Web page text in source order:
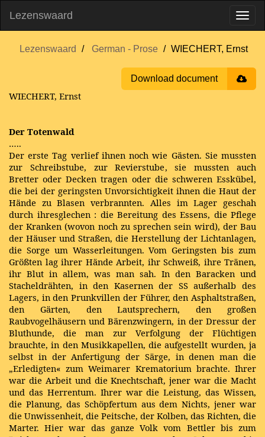
Lezenswaard
Lezenswaard German - Prose WIECHERT, Ernst
Download document
WIECHERT, Ernst
Der Totenwald
…..
Der erste Tag verlief ihnen noch wie Gästen. Sie mussten
zur Schreibstube, zur Revierstube, sie mussten auch
Bretter oder Decken tragen oder die schweren Esskübel,
die bei der geringsten Unvorsichtigkeit ihnen die Haut der
Hände zu Blasen verbrannten. Alles im Lager geschah
durch ihresgle­chen : die Bereitung des Essens, die Pflege
der Kranken (wovon noch zu sprechen sein wird), der Bau
der Häuser und Straßen, die Herstellung der Lichtanlagen,
die Sorge um Wasserleitungen. Vom Geringsten bis zum
Größten lag ihrer Hände Arbeit, ihr Schweiß, ihre Tränen,
ihr Blut in allem, was man sah. In den Baracken und
Stacheldrähten, in den Kasernen der SS außerhalb des
Lagers, in den Prunkvillen der Führer, den Asphaltstraßen,
den Gärten, den Lautsprechern, den großen
Raubvogelhäusern und Bärenzwingern, in der Dressur der
Bluthunde, die man zur Verfolgung der Flüchtigen
brauchte, in den Musikkapellen, die aufgestellt wurden, ja
selbst in der Anfertigung der Särge, in denen man die
„Erledigten« zum Weimarer Krematorium brachte. Ihrer
war die Arbeit und die Knechtschaft, jener war die Macht
und das Herrentum. Ihrer war die Leistung, das Wissen,
die Planung, das Schöpfertum aus dem Nichts, jener war
die Unwissenheit, die Peitsche, der Kolben, das Richten, die
Marter. Hier war das ganze Volk vom Bettler bis zum